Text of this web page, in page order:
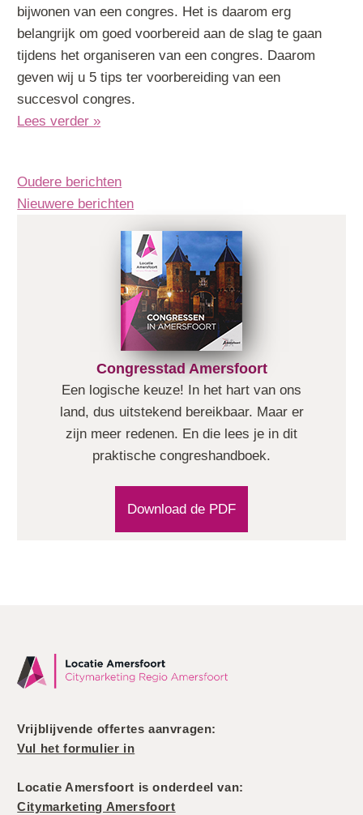
bijwonen van een congres. Het is daarom erg
belangrijk om goed voorbereid aan de slag te gaan
tijdens het organiseren van een congres. Daarom
geven wij u 5 tips ter voorbereiding van een
succesvol congres.
Lees verder »
Berichtennavigatie
Oudere berichten
Nieuwere berichten
Congresstad Amersfoort
Een logische keuze! In het hart van ons
land, dus uitstekend bereikbaar. Maar er
zijn meer redenen. En die lees je in dit
praktische congreshandboek.
Download de PDF
Vrijblijvende offertes aanvragen:
Vul het formulier in
Locatie Amersfoort is onderdeel van:
Citymarketing Amersfoort